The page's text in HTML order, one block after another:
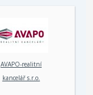
AVAPO-realitní
kancelář s.r.o.